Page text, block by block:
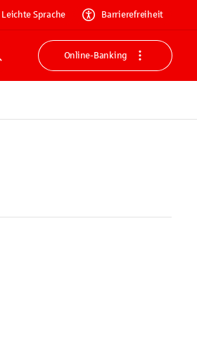
Leichte Sprache Barrierefreiheit
Suche
Online-Banking